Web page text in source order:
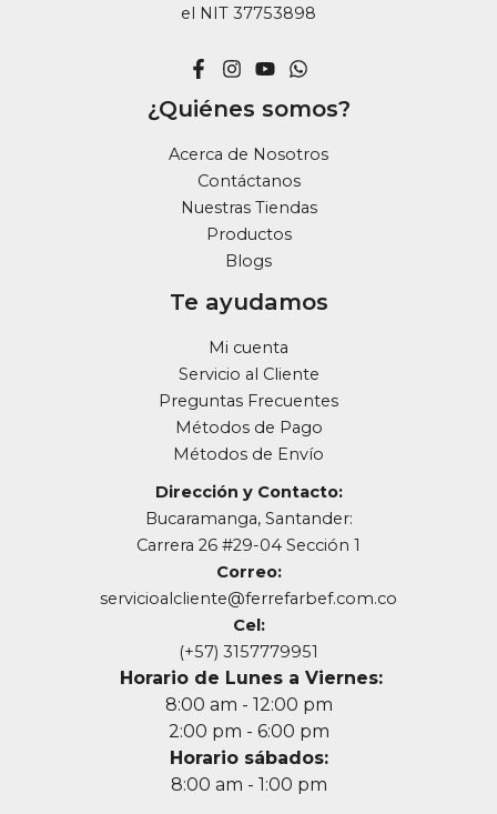
el NIT 37753898
¿Quiénes somos?
Acerca de Nosotros
Contáctanos
Nuestras Tiendas
Productos
Blogs
Te ayudamos
Mi cuenta
Servicio al Cliente
Preguntas Frecuentes
Métodos de Pago
Métodos de Envío
Dirección y Contacto:
Bucaramanga, Santander:
Carrera 26 #29-04 Sección 1
Correo:
servicioalcliente@ferrefarbef.com.co
Cel:
(+57) 3157779951
Horario de Lunes a Viernes:
8:00 am - 12:00 pm
2:00 pm - 6:00 pm
Horario sábados:
8:00 am - 1:00 pm